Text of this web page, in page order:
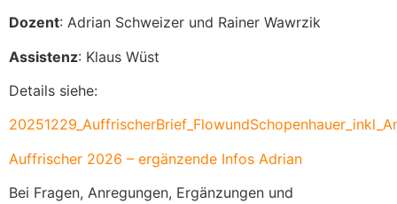
Dozent: Adrian Schweizer und Rainer Wawrzik
Assistenz: Klaus Wüst
Details siehe:
Auffrischer 2026 – ergänzende Infos Adrian
Bei Fragen, Anregungen, Ergänzungen und